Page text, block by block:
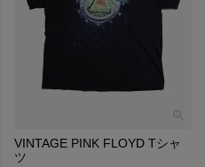
VINTAGE PINK FLOYD Tシャ
ツ